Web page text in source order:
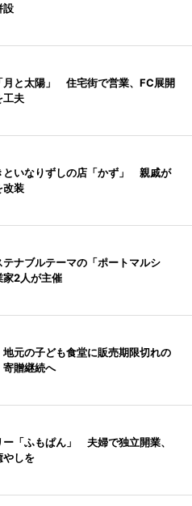
設
月と太陽」 住宅街で営業、FC展開
工夫
といなりずしの店「かず」 親戚が
改装
ナブルテーマの「ポートマルシ
2人が主催
元の子ども食堂に販売期限切れの
寄贈継続へ
「ふもぱん」 夫婦で独立開業、
やしを